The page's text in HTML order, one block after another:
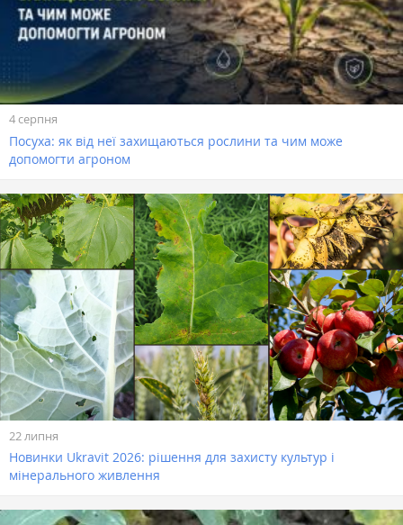
4 серпня
Посуха: як від неї захищаються рослини та чим може
допомогти агроном
22 липня
Новинки Ukravit 2026: рішення для захисту культур і
мінерального живлення